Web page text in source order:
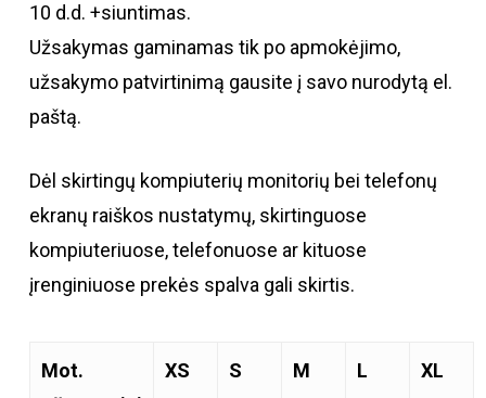
10 d.d. +siuntimas.
Užsakymas gaminamas tik po apmokėjimo,
užsakymo patvirtinimą gausite į savo nurodytą el.
paštą.
Dėl skirtingų kompiuterių monitorių bei telefonų
ekranų raiškos nustatymų, skirtinguose
kompiuteriuose, telefonuose ar kituose
įrenginiuose prekės spalva gali skirtis.
Mot.
XS S M L XL